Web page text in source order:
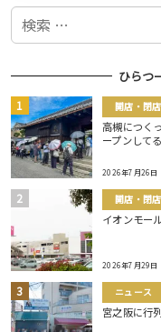
検
ひらつ
開店・閉店
高槻につく
ープンして
2026年7月26日
開店・閉店
イオンモー
2026年7月29日
ニュース
宮之阪に行